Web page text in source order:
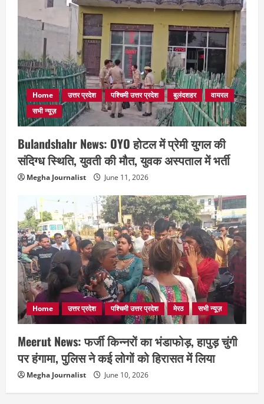
Home उत्तर प्रदेश पश्चिमी उत्तर प्रदेश बुलंदशहर
वायरल
सभी न्यूज़
Bulandshahr News: OYO होटल में प्रेमी युगल की
संदिग्ध स्थिति, युवती की मौत, युवक अस्पताल में भर्ती
Megha Journalist June 11, 2026
Home उत्तर प्रदेश पश्चिमी उत्तर प्रदेश मेरठ सभी न्यूज़
Meerut News: फर्जी किन्नरों का भंडाफोड़, हापुड़ चुंगी
पर हंगामा, पुलिस ने कई लोगों को हिरासत में लिया
Megha Journalist June 10, 2026